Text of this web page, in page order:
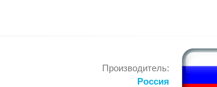
Производитель:
Россия